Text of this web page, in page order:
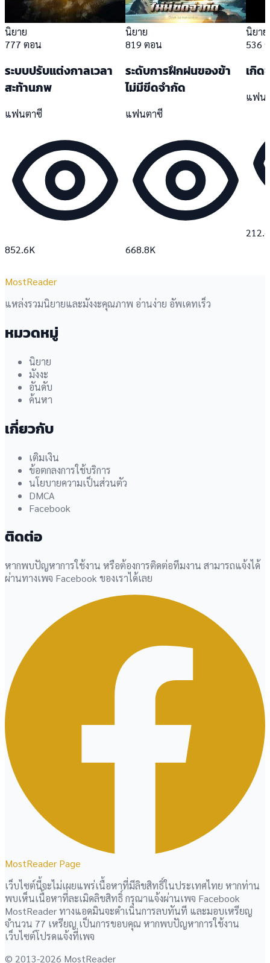
นิยาย
777 ตอน
ระบบปรับแต่งกาลเวลา
สะท้านภพ
แฟนตาซี
852.6K
นิยาย
819 ตอน
ระดับการฝึกฝนของข้า
ไม่มีขีดจำกัด
แฟนตาซี
668.8K
นิยาย
536
เกิด
แฟน
MostReader
แหล่งรวมนิยายและมังงะคุณภาพ อ่านง่าย อัพเดทเร็ว
หมวดหมู่
นิยาย
มังงะ
อันดับ
ค้นหา
เกี่ยวกับ
เติมเงิน
ข้อตกลงการใช้บริการ
นโยบายความเป็นส่วนตัว
DMCA
Facebook
ติดต่อ
หากพบปัญหาการใช้งาน หรือต้องการติดต่อทีมงาน สามารถแจ้งได้
ผ่านทางเพจ Facebook ของเราได้เลย
MostReader Page
เว็บไซต์นี้จะไม่เผยแพร่เนื้อหาที่มีลิขสิทธิ์ในประเทศไทย หากท่าน
พบเห็นเนื้อหาที่ละเมิดลิขสิทธิ์ กรุณาแจ้งผ่านเพจ Facebook
MostReader ทางแอดมินจะดำเนินการลบทันที และมอบเหรียญ
จำนวน 77 เหรียญ เป็นการขอบคุณ หากพบปัญหาการใช้งาน
เว็บไซต์โปรดแจ้งที่เพจ
© 2013-2026 MostReader